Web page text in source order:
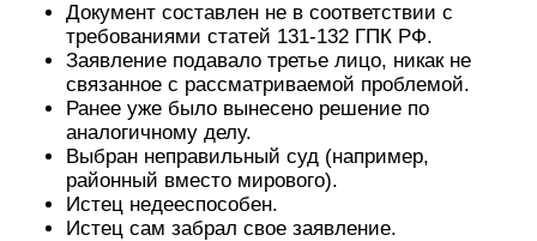
Документ составлен не в соответствии с
требованиями статей 131-132 ГПК РФ.
Заявление подавало третье лицо, никак не
связанное с рассматриваемой проблемой.
Ранее уже было вынесено решение по
аналогичному делу.
Выбран неправильный суд (например,
районный вместо мирового).
Истец недееспособен.
Истец сам забрал свое заявление.